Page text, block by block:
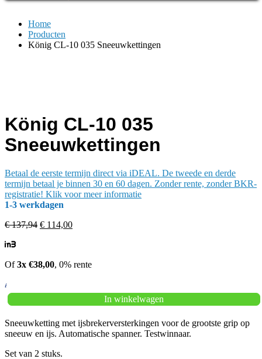
Home
Producten
König CL-10 035 Sneeuwkettingen
König CL-10 035
Sneeuwkettingen
€137,94 Oorspronkelijke
€ 114,00Huidige
Of3x €38,00, 0% rente
Betaal de eerste termijn direct via iDEAL. De tweede en derde
termijn betaal je binnen 30 en 60 dagen. Zonder rente, zonder BKR-
registratie! Klik voor meer informatie
Sneeuwketting met ijsbrekerversterkingen voor de grootste grip op
sneeuw en ijs. Automatische spanner. Testwinnaar.
Set van 2 stuks.
1-3 werkdagen
König
CL-
035
Sneeuwkettingen
In winkelwagen